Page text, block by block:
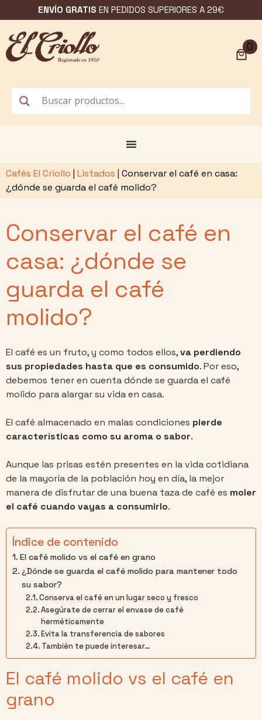
al
contenido
ENVÍO GRATIS EN PEDIDOS SUPERIORES A 29€
0
Cafés El Criollo | Listados | Conservar el café en casa:
¿dónde se guarda el café molido?
Conservar el café en
casa: ¿dónde se
guarda el café
molido?
El café es un fruto, y como todos ellos,va perdiendo
sus propiedades hasta que es consumido. Por eso,
debemos tener en cuenta dónde se guarda el café
molido para alargar su vida en casa.
El café almacenado en malas condiciones pierde
características como su aroma o sabor.
Aunque las prisas estén presentes en la vida cotidiana
de la mayoría de la población hoy en día, la mejor
manera de disfrutar de una buena taza de café es moler
el café cuando vayas a consumirlo.
Índice de contenido
El café molido vs el café en grano
¿Dónde se guarda el café molido para mantener todo
su sabor?
Conserva el café en un lugar seco y fresco
Asegúrate de cerrar el envase de café
herméticamente
Evita la transferencia de sabores
También te puede interesar…
El café molido vs el café en
grano